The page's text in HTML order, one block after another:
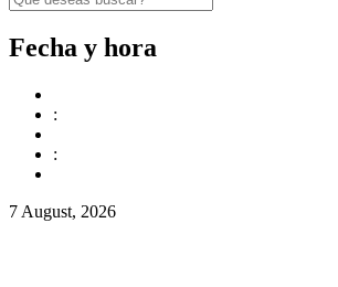
Fecha y hora
:
:
7 August, 2026